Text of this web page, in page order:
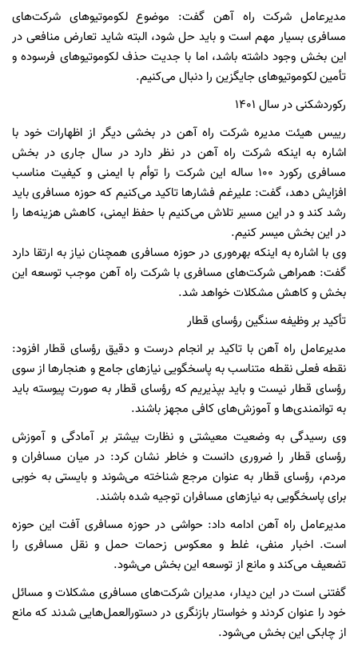
مدیرعامل شرکت راه آهن گفت: موضوع لکوموتیوهای شرکت‌های
مسافری بسیار مهم است و باید حل شود، البته شاید تعارض منافعی در
این بخش وجود داشته باشد، اما با جدیت حذف لکوموتیوهای فرسوده و
تأمین لکوموتیوهای جایگزین را دنبال می‌کنیم.
رکوردشکنی در سال ۱۴۰۱
رییس هیئت مدیره شرکت راه آهن در بخشی دیگر از اظهارات خود با
اشاره به اینکه شرکت راه آهن در نظر دارد در سال جاری در بخش
مسافری رکورد ۱۰۰ ساله این شرکت را توأم با ایمنی و کیفیت مناسب
افزایش دهد، گفت: علیرغم فشارها تاکید می‌کنیم که حوزه مسافری باید
رشد کند و در این مسیر تلاش می‌کنیم با حفظ ایمنی، کاهش هزینه‌ها را
در این بخش میسر کنیم.
وی با اشاره به اینکه بهره‌وری در حوزه مسافری همچنان نیاز به ارتقا دارد
گفت: همراهی شرکت‌های مسافری با شرکت راه آهن موجب توسعه این
بخش و کاهش مشکلات خواهد شد.
تأکید بر وظیفه سنگین رؤسای قطار
مدیرعامل راه آهن با تاکید بر انجام درست و دقیق رؤسای قطار افزود:
نقطه فعلی نقطه متناسب به پاسخگویی نیازهای جامع و هنجارها از سوی
رؤسای قطار نیست و باید بپذیریم که رؤسای قطار به صورت پیوسته باید
به توانمندی‌ها و آموزش‌های کافی مجهز باشند.
وی رسیدگی به وضعیت معیشتی و نظارت بیشتر بر آمادگی و آموزش
رؤسای قطار را ضروری دانست و خاطر نشان کرد: در میان مسافران و
مردم، رؤسای قطار به عنوان مرجع شناخته می‌شوند و بایستی به خوبی
برای پاسخگویی به نیازهای مسافران توجیه شده باشند.
مدیرعامل راه آهن ادامه داد: حواشی در حوزه مسافری آفت این حوزه
است. اخبار منفی، غلط و معکوس زحمات حمل و نقل مسافری را
تضعیف می‌کند و مانع از توسعه این بخش می‌شود.
گفتنی است در این دیدار، مدیران شرکت‌های مسافری مشکلات و مسائل
خود را عنوان کردند و خواستار بازنگری در دستورالعمل‌هایی شدند که مانع
از چابکی این بخش می‌شود.